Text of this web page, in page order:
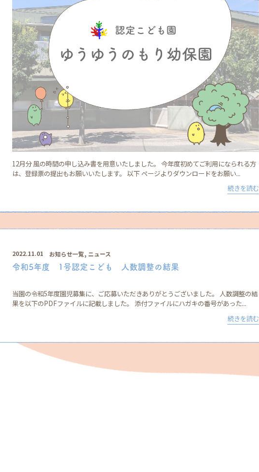
12月分 風の時間の申し込み書を用意いたしました。 今年度初めてご利用になられる方
は、登録票の提出もお願いいたします。 以下 ページよりダウンロードをお願い...
続きを読む
2022.11.01 お知らせ一覧, ニュース
令和5年度 1号認定こども 人数調整の結果
当園の令和5年度園児募集に、ご応募いただきありがとうございました。 人数調整の結
果を以下のPDFファイルに記載しました。 添付ファイルにハガキの番号があった...
続きを読む